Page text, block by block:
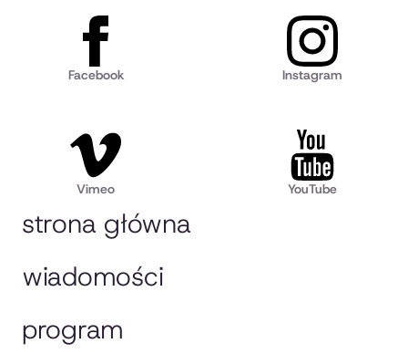
strona główna
wiadomości
program
Facebook Instagram
Vimeo YouTube